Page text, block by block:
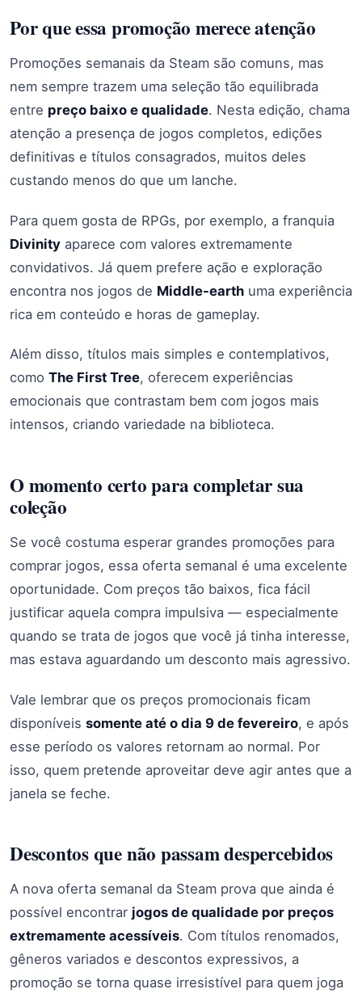
Por que essa promoção merece atenção
Promoções semanais da Steam são comuns, mas
nem sempre trazem uma seleção tão equilibrada
entre preço baixo e qualidade. Nesta edição, chama
atenção a presença de jogos completos, edições
definitivas e títulos consagrados, muitos deles
custando menos do que um lanche.
Para quem gosta de RPGs, por exemplo, a franquia
Divinity aparece com valores extremamente
convidativos. Já quem prefere ação e exploração
encontra nos jogos de Middle-earth uma experiência
rica em conteúdo e horas de gameplay.
Além disso, títulos mais simples e contemplativos,
como The First Tree, oferecem experiências
emocionais que contrastam bem com jogos mais
intensos, criando variedade na biblioteca.
O momento certo para completar sua
coleção
Se você costuma esperar grandes promoções para
comprar jogos, essa oferta semanal é uma excelente
oportunidade. Com preços tão baixos, fica fácil
justificar aquela compra impulsiva — especialmente
quando se trata de jogos que você já tinha interesse,
mas estava aguardando um desconto mais agressivo.
Vale lembrar que os preços promocionais ficam
disponíveis somente até o dia 9 de fevereiro, e após
esse período os valores retornam ao normal. Por
isso, quem pretende aproveitar deve agir antes que a
janela se feche.
Descontos que não passam despercebidos
A nova oferta semanal da Steam prova que ainda é
possível encontrar jogos de qualidade por preços
extremamente acessíveis. Com títulos renomados,
gêneros variados e descontos expressivos, a
promoção se torna quase irresistível para quem joga